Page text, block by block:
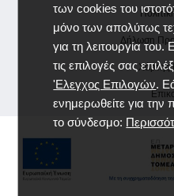
των cookies του
μόνο των απολύτως
για τη λειτουργία του.
τις επιλογές σας
'Ελεγχος Επιλογών.
ενημερωθείτε για την
το σύνδεσμο:
Δήλωση
Χάρτης